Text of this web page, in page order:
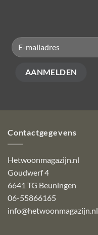
Contactgegevens
Hetwoonmagazijn.nl
Goudwerf 4
6641 TG Beuningen
06-55866165
info@hetwoonmagazijn.nl